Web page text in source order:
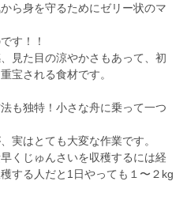
ら身を守るためにゼリー状のマ
す！！
見た目の涼やかさもあって、初
宝される食材です。
も独特！小さな舟に乗って一つ
実はとても大変な作業です。
くじゅんさいを収穫するには経
する人だと1日やっても１〜２kg